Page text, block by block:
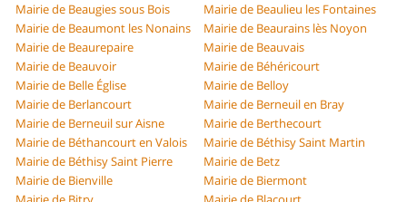
Mairie de Beaugies sous Bois
Mairie de Beaulieu les Fontaines
Mairie de Beaumont les Nonains
Mairie de Beaurains lès Noyon
Mairie de Beaurepaire
Mairie de Beauvais
Mairie de Beauvoir
Mairie de Béhéricourt
Mairie de Belle Église
Mairie de Belloy
Mairie de Berlancourt
Mairie de Berneuil en Bray
Mairie de Berneuil sur Aisne
Mairie de Berthecourt
Mairie de Béthancourt en Valois
Mairie de Béthisy Saint Martin
Mairie de Béthisy Saint Pierre
Mairie de Betz
Mairie de Bienville
Mairie de Biermont